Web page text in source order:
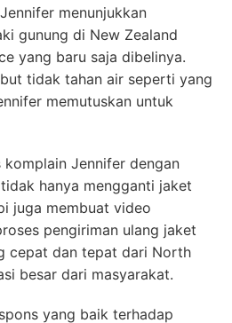
menunjukkan
gunung di New Zealand
yang baru saja dibelinya.
tidak tahan air seperti yang
memutuskan untuk
Jennifer dengan
hanya mengganti jaket
juga membuat video
pengiriman ulang jaket
cepat dan tepat dari North
besar dari masyarakat.
yang baik terhadap